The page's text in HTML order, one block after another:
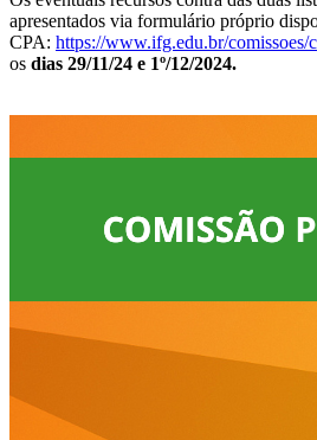
apresentados via formulário próprio
CPA: https://www.ifg.edu.br/comissoes/
os dias 29/11/24 e 1º/12/2024.